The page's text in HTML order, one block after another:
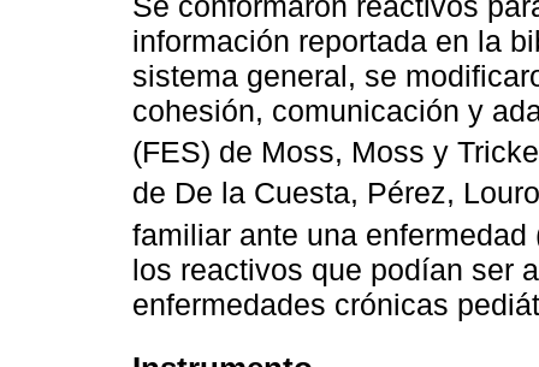
información reportada en la
sistema general, se
cohesión, comunicación y
(FES) de Moss, Moss y
de De la Cuesta, Pérez,
familiar ante una enfermedad
los reactivos que podían ser
enfermedades crónicas